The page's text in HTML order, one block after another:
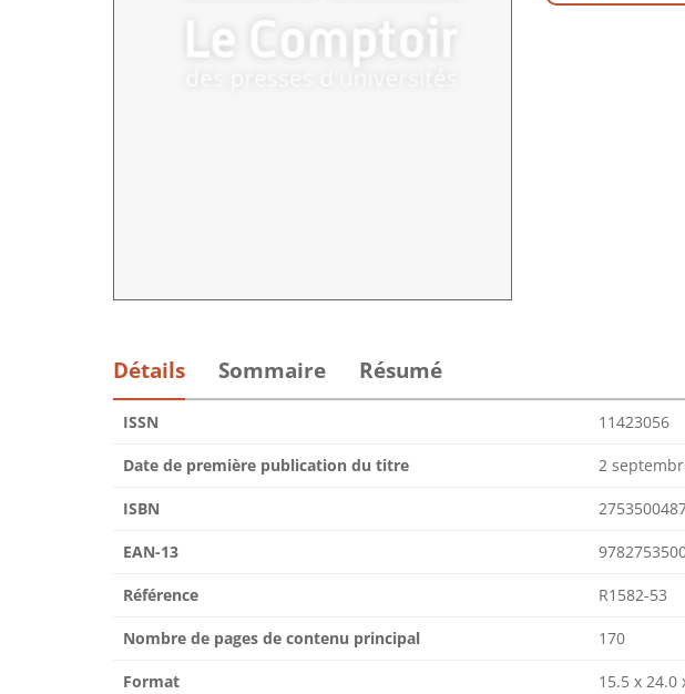
Détails Sommaire Résumé
ISSN 11423056
Date de première publication du titre 2
ISBN
EAN-13
Référence R1582-53
Nombre de pages de contenu principal 170
Format 15.5 x 24.0